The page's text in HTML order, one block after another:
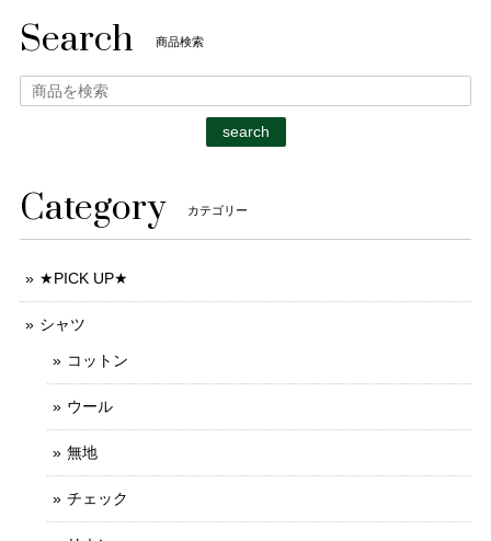
Search 商品検索
search
Category カテゴリー
★PICK UP★
シャツ
コットン
ウール
無地
チェック